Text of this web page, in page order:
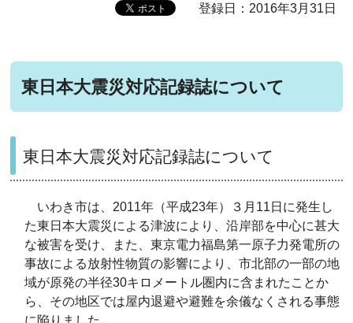
登録日：2016年3月31日
東日本大震災対応記録誌について
東日本大震災対応記録誌について
いわき市は、2011年（平成23年）３月11日に発生し
た東日本大震災による津波により、沿岸部を中心に甚大
な被害を受け、また、東京電力福島第一原子力発電所の
事故による放射性物質の影響により、市北部の一部の地
域が原発の半径30キロメートル圏内に含まれたことか
ら、その地区では屋内退避や避難を余儀なくされる事態
に陥りました。